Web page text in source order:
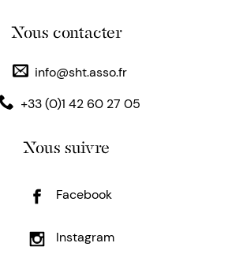
Nous contacter
info@sht.asso.fr
+33 (0)1 42 60 27 05
Nous suivre
Facebook
Instagram